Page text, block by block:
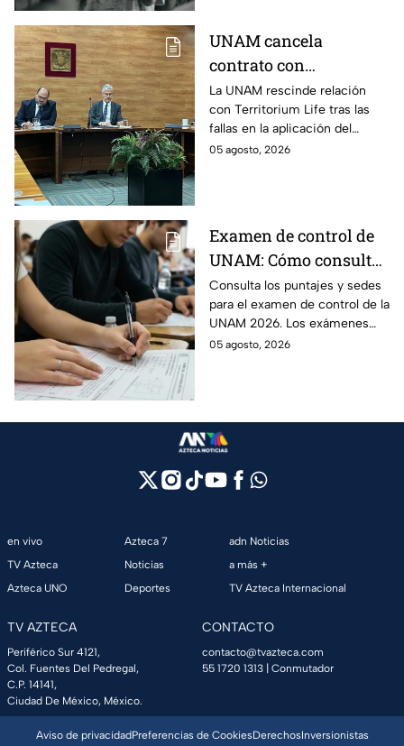
UNAM cancela
contrato con
Territorium Life, alista
auditoría externa y
recurrirá a la ASF tras
exámenes de
La UNAM rescinde relación
con Territorium Life tras las
fallas en la aplicación del
examen de licenciatura y
05 agosto, 2026
Examen de control de
UNAM: Cómo consultar
si eres candidato
Consulta los puntajes y sedes
para el examen de control de la
UNAM 2026. Los exámenes
serán del 12 al 19 de agosto y el
05 agosto, 2026
en vivo
TV Azteca
Azteca UNO
Azteca 7
Noticias
Deportes
adn Noticias
a más +
TV Azteca Internacional
TV AZTECA
Periférico Sur 4121,
Col. Fuentes Del Pedregal,
C.P. 14141,
Ciudad De México, México.
CONTACTO
contacto@tvazteca.com
55 1720 1313 | Conmutador
Aviso de privacidadPreferencias de CookiesDerechosInversionistas